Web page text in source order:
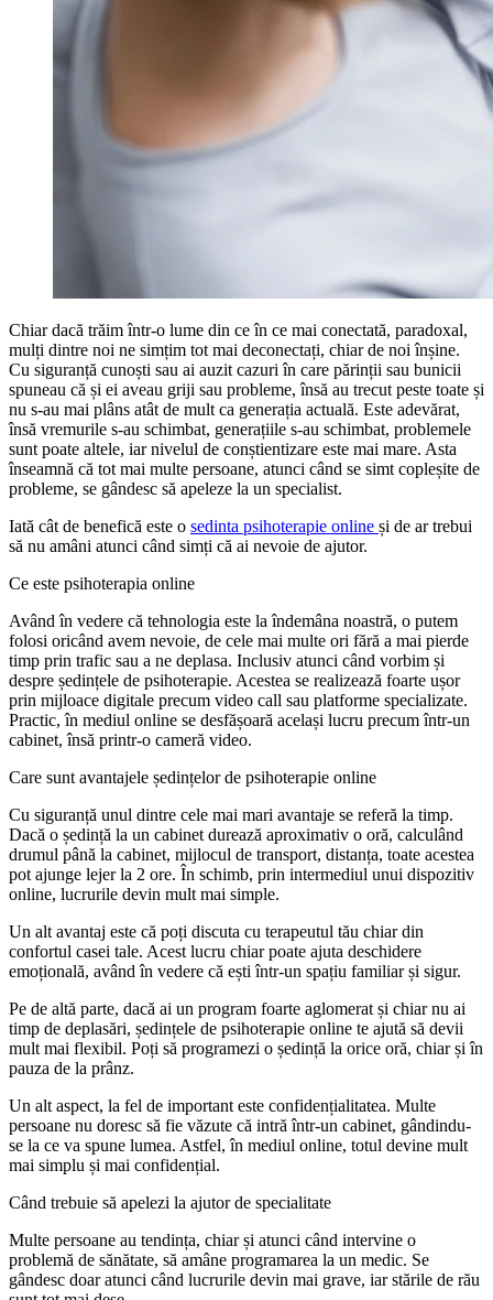
Chiar dacă trăim într-o lume din ce în ce mai conectată, paradoxal,
mulți dintre noi ne simțim tot mai deconectați, chiar de noi înșine.
Cu siguranță cunoști sau ai auzit cazuri în care părinții sau bunicii
spuneau că și ei aveau griji sau probleme, însă au trecut peste toate și
nu s-au mai plâns atât de mult ca generația actuală. Este adevărat,
însă vremurile s-au schimbat, generațiile s-au schimbat, problemele
sunt poate altele, iar nivelul de conștientizare este mai mare. Asta
înseamnă că tot mai multe persoane, atunci când se simt copleșite de
probleme, se gândesc să apeleze la un specialist.
Iată cât de benefică este o sedinta psihoterapie online și de ar trebui
să nu amâni atunci când simți că ai nevoie de ajutor.
Ce este psihoterapia online
Având în vedere că tehnologia este la îndemâna noastră, o putem
folosi oricând avem nevoie, de cele mai multe ori fără a mai pierde
timp prin trafic sau a ne deplasa. Inclusiv atunci când vorbim și
despre ședințele de psihoterapie. Acestea se realizează foarte ușor
prin mijloace digitale precum video call sau platforme specializate.
Practic, în mediul online se desfășoară același lucru precum într-un
cabinet, însă printr-o cameră video.
Care sunt avantajele ședințelor de psihoterapie online
Cu siguranță unul dintre cele mai mari avantaje se referă la timp.
Dacă o ședință la un cabinet durează aproximativ o oră, calculând
drumul până la cabinet, mijlocul de transport, distanța, toate acestea
pot ajunge lejer la 2 ore. În schimb, prin intermediul unui dispozitiv
online, lucrurile devin mult mai simple.
Un alt avantaj este că poți discuta cu terapeutul tău chiar din
confortul casei tale. Acest lucru chiar poate ajuta deschidere
emoțională, având în vedere că ești într-un spațiu familiar și sigur.
Pe de altă parte, dacă ai un program foarte aglomerat și chiar nu ai
timp de deplasări, ședințele de psihoterapie online te ajută să devii
mult mai flexibil. Poți să programezi o ședință la orice oră, chiar și în
pauza de la prânz.
Un alt aspect, la fel de important este confidențialitatea. Multe
persoane nu doresc să fie văzute că intră într-un cabinet, gândindu-
se la ce va spune lumea. Astfel, în mediul online, totul devine mult
mai simplu și mai confidențial.
Când trebuie să apelezi la ajutor de specialitate
Multe persoane au tendința, chiar și atunci când intervine o
problemă de sănătate, să amâne programarea la un medic. Se
gândesc doar atunci când lucrurile devin mai grave, iar stările de rău